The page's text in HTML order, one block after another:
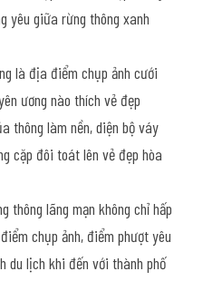
yêu giữa rừng thông xanh
là địa điểm chụp ảnh cưới
ương nào thích vẻ đẹp
thông làm nền, diện bộ váy
cặp đôi toát lên vẻ đẹp hòa
thông lãng mạn không chỉ hấp
chụp ảnh, điểm phượt yêu
du lịch khi đến với thành phố